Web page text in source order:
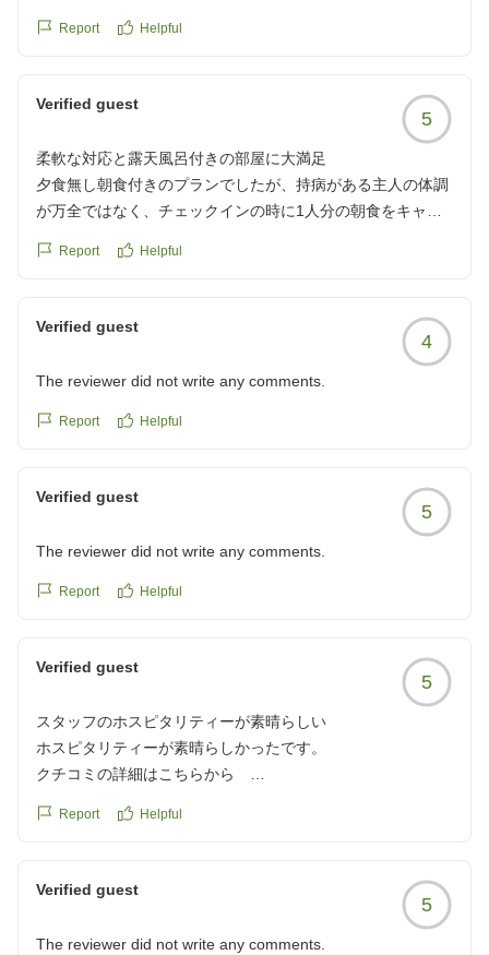
良い旅行になり感謝しております。
reviewId=33123478319651
Report Helpful
Verified guest
5
柔軟な対応と露天風呂付きの部屋に大満足
夕食無し朝食付きのプランでしたが、持病がある主人の体調
が万全ではなく、チェックインの時に1人分の朝食をキャン
ってくれて、その分を差し引く手続きをしていただきまし
しく丁寧に接してくれてありがたかったです。露天風呂付き
の部屋も良かったです。朝から車を預かってもらえたのも良
かったです。ちょうどその夜「ちょけらまいか仮装盆踊り」
クチコミの詳細はこちらから
Report Helpful
Verified guest
4
The reviewer did not write any comments.
Report Helpful
Verified guest
5
The reviewer did not write any comments.
Report Helpful
Verified guest
5
スタッフのホスピタリティーが素晴らしい
ホスピタリティーが素晴らしかったです。
クチコミの詳細はこちらから
reviewId=33123478077983
Report Helpful
Verified guest
5
The reviewer did not write any comments.